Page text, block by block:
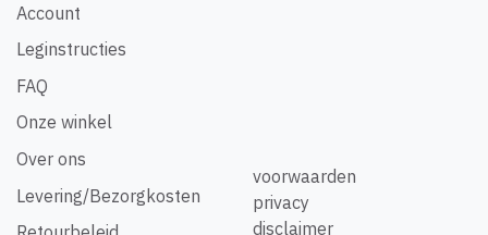
Account
Leginstructies
FAQ
Onze winkel
Over ons
Levering/Bezorgkosten
voorwaarden
privacy
disclaimer